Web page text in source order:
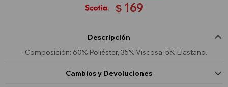
$ 169
Descripción
- Composición: 60% Poliéster, 35% Viscosa, 5% Elastano.
Cambios y Devoluciones